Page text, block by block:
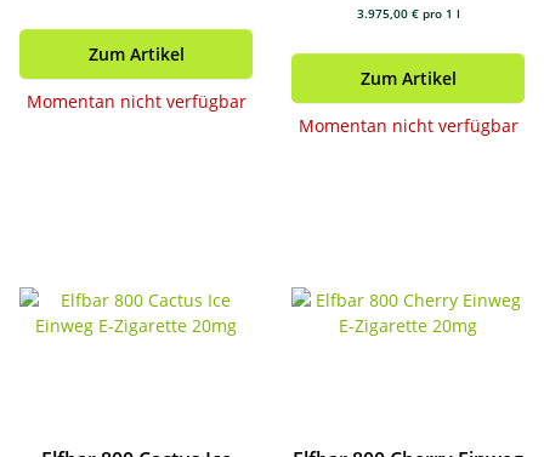
Zum Artikel
Momentan nicht verfügbar
3.975,00 € pro 1 l
Zum Artikel
Momentan nicht verfügbar